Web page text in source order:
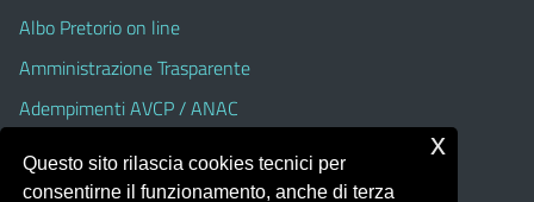
Albo Pretorio on line
Amministrazione Trasparente
Adempimenti AVCP / ANAC
Accesso Civico
Dichiarazione di accessibilità
Questo sito rilascia cookies tecnici per
consentirne il funzionamento, anche di terza
x